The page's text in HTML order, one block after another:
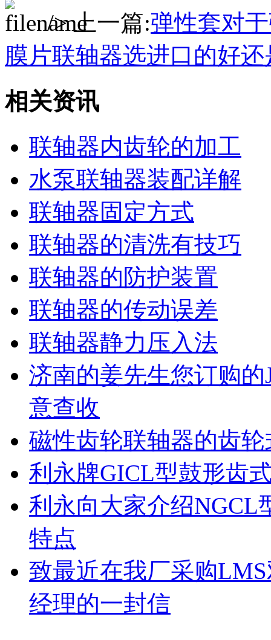
/> 上一篇:弹性套对
膜片联轴器选进口的好
相关资讯
联轴器内齿轮的加工
水泵联轴器装配详解
联轴器固定方式
联轴器的清洗有技巧
联轴器的防护装置
联轴器的传动误差
联轴器静力压入法
济南的姜先生您订购
意查收
磁性齿轮联轴器的齿
利永牌GICL型鼓形齿
利永向大家介绍NGCL
特点
致最近在我厂采购
经理的一封信